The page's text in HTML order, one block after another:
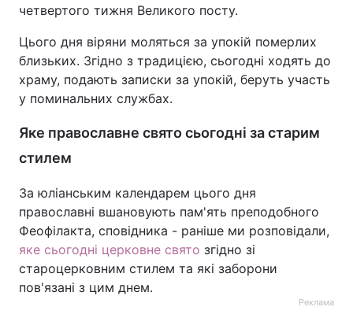
четвертого тижня Великого посту.
Цього дня віряни моляться за упокій померлих
близьких. Згідно з традицією, сьогодні ходять до
храму, подають записки за упокій, беруть участь
у поминальних службах.
Яке православне свято сьогодні за старим
стилем
За юліанським календарем цього дня
православні вшановують пам'ять преподобного
Феофілакта, сповідника - раніше ми розповідали,
яке сьогодні церковне свято згідно зі
староцерковним стилем та які заборони
пов'язані з цим днем.
Реклама